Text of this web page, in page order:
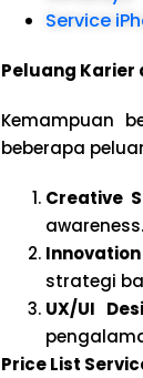
Service
Peluang Karier
Kemampuan
beberapa
Creative
awareness.
strategi
UX/UI
Price List